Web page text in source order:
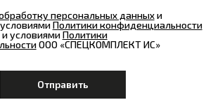
персональных данныхи
Политики конфиденциальности
условиямиПолитики
ООО «СПЕЦКОМПЛЕКТ ИС»